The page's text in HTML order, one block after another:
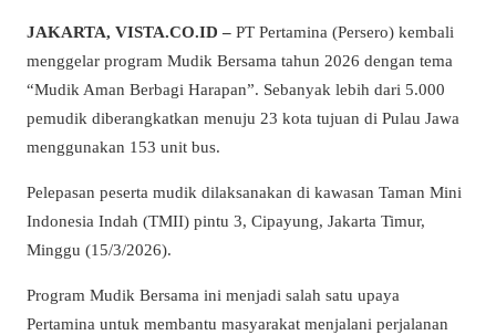
JAKARTA, VISTA.CO.ID – PT Pertamina (Persero) kembali
menggelar program Mudik Bersama tahun 2026 dengan tema
“Mudik Aman Berbagi Harapan”. Sebanyak lebih dari 5.000
pemudik diberangkatkan menuju 23 kota tujuan di Pulau Jawa
menggunakan 153 unit bus.
Pelepasan peserta mudik dilaksanakan di kawasan Taman Mini
Indonesia Indah (TMII) pintu 3, Cipayung, Jakarta Timur,
Minggu (15/3/2026).
Program Mudik Bersama ini menjadi salah satu upaya
Pertamina untuk membantu masyarakat menjalani perjalanan